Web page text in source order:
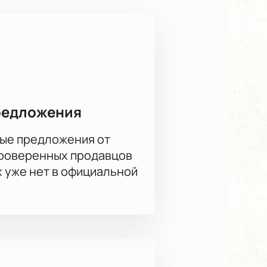
Спешите купить билеты на
предложения от
продавцов
нет в официальной